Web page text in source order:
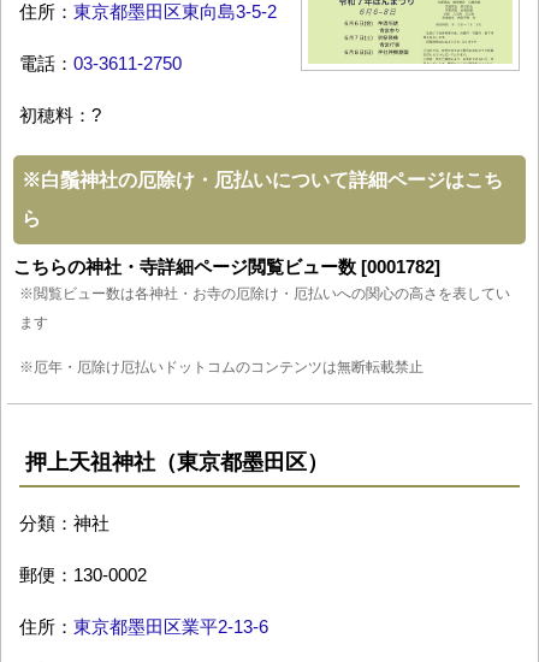
住所： 東京都墨田区東向島3-5-2
電話： 03-3611-2750
初穂料：?
※白鬚神社の厄除け・厄払いについて詳細ページはこち
ら
こちらの神社・寺詳細ページ閲覧ビュー数 [0001782]
※閲覧ビュー数は各神社・お寺の厄除け・厄払いへの関心の高さを表してい
ます
※厄年・厄除け厄払いドットコムのコンテンツは無断転載禁止
押上天祖神社（東京都墨田区）
分類：神社
郵便：130-0002
住所： 東京都墨田区業平2-13-6